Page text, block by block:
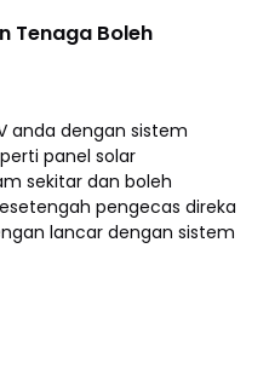
Tenaga Boleh
anda dengan sistem
panel solar
sekitar dan boleh
pengecas direka
lancar dengan sistem